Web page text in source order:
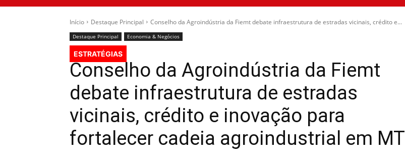
Início Destaque Principal Conselho da Agroindústria da Fiemt debate infraestrutura de estradas vicinais, crédito e...
Destaque Principal Economia & Negócios
ESTRATÉGIAS
Conselho da Agroindústria da Fiemt
debate infraestrutura de estradas
vicinais, crédito e inovação para
fortalecer cadeia agroindustrial em MT